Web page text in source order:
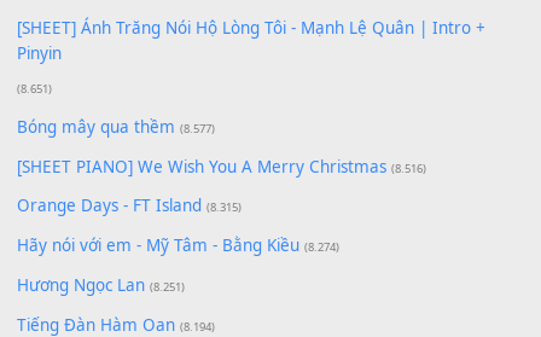
Giá Như - Soobin Hoàng Sơn (11.359)
Cơn Mơ Băng Giá (9.103)
Chờ một tiếng yêu (8.991)
Lãng Quên Chiều Thu | Anh không muốn ra đi | Qí shí bù
zǒu - 其实不想走
[SHEET] Ánh Trăng Nói Hộ Lòng Tôi - Mạnh Lệ Quân | Intro +